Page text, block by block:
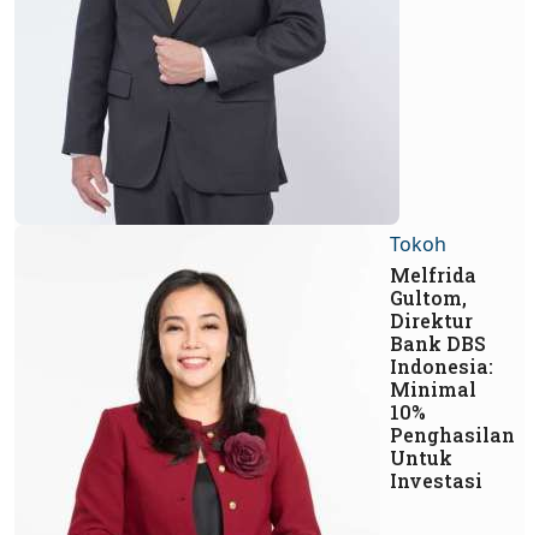
Tokoh
Melfrida
Gultom,
Direktur
Bank DBS
Indonesia:
Minimal
10%
Penghasilan
Untuk
Investasi